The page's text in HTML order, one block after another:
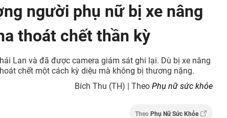
người phụ nữ bị xe nâng
thoát chết thần kỳ
Lan và đã được camera giám sát ghi lại. Dù bị xe nâng
chết một cách kỳ diệu mà không bị thương nặng.
Bích Thu (TH) | TheoPhụ nữ sức khỏe
TheoPhụ Nữ Sức Khỏe